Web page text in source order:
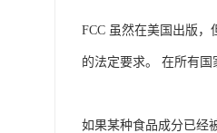
FCC 虽然在美国出版
的法定要求。 在所有国
如果某种食品成分已经